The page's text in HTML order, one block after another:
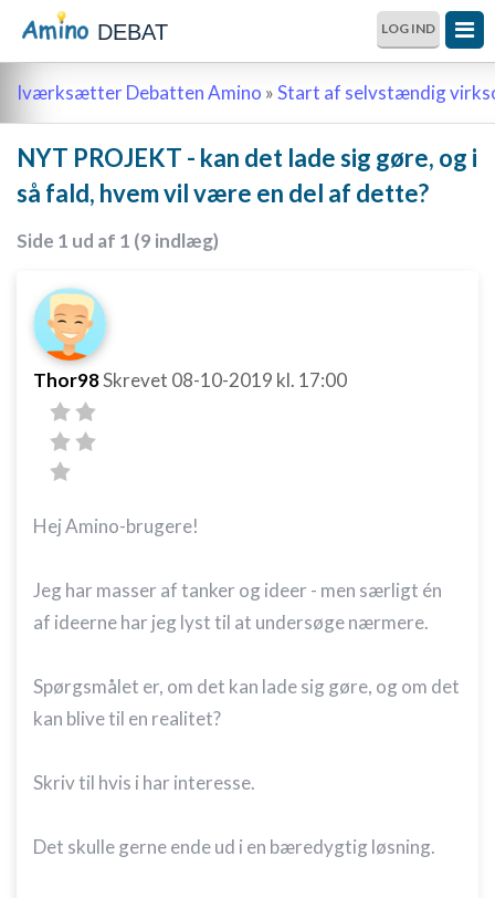
DEBAT LOG IND
Iværksætter Debatten Amino »Start af selvstændig
NYT PROJEKT - kan det lade sig gøre, og i
så fald, hvem vil være en del af dette?
Side 1 ud af 1 (9 indlæg)
Thor98Skrevet 08-10-2019 kl. 17:00
Hej Amino-brugere!
Jeg har masser af tanker og ideer - men særligt én
af ideerne har jeg lyst til at undersøge nærmere.
Spørgsmålet er, om det kan lade sig gøre, og om det
kan blive til en realitet?
Skriv til hvis i har interesse.
Det skulle gerne ende ud i en bæredygtig løsning.